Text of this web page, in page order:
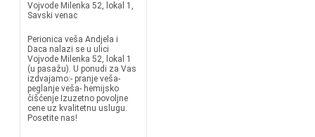
Vojvode Milenka 52, lokal 1,
Savski venac
Perionica veša Andjela i
Daca nalazi se u ulici
Vojvode Milenka 52, lokal 1
(u pasažu). U ponudi za Vas
izdvajamo:- pranje veša-
peglanje veša- hemijsko
čišćenje Izuzetno povoljne
cene uz kvalitetnu uslugu.
Posetite nas!